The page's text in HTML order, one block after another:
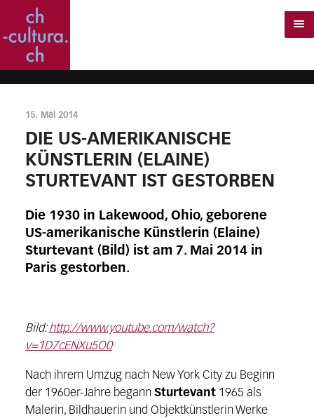
15. Mai 2014
DIE US-AMERIKANISCHE
KÜNSTLERIN (ELAINE)
STURTEVANT IST GESTORBEN
Die 1930 in Lakewood, Ohio, geborene
US-amerikanische Künstlerin (Elaine)
Sturtevant (Bild) ist am 7. Mai 2014 in
Paris gestorben.
Bild:http://www.youtube.com/watch?
v=1D7cENXu5O0
Nach ihrem Umzug nach New York City zu Beginn
der 1960er-Jahre begann Sturtevant1965 als
Malerin, Bildhauerin und Objektkünstlerin Werke